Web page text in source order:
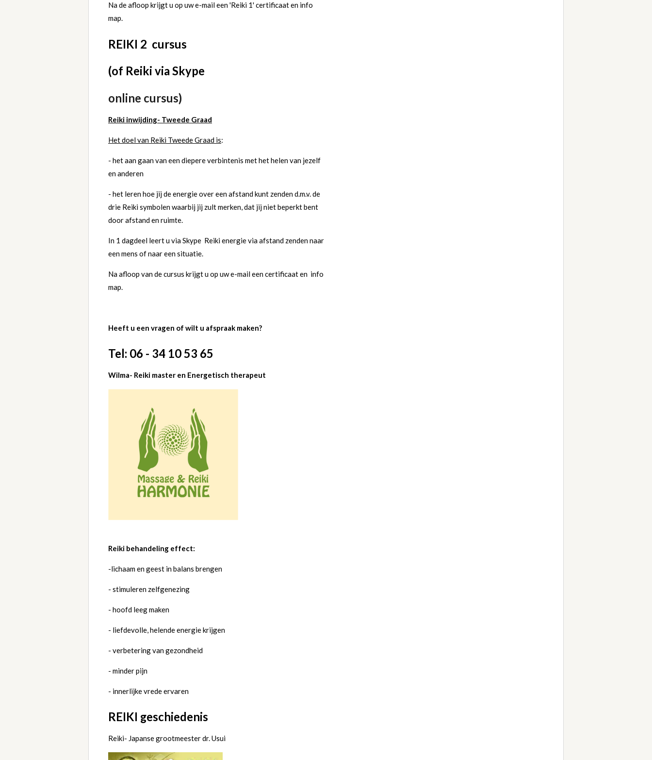
Na de afloop krijgt u op uw e-mail een 'Reiki 1' certificaat en info
map.
REIKI 2 cursus
(of Reiki via Skype
online cursus)
Reiki inwijding- Tweede Graad
Het doel van Reiki Tweede Graad is:
- het aan gaan van een diepere verbintenis met het helen van jezelf
en anderen
- het leren hoe jij de energie over een afstand kunt zenden d.m.v. de
drie Reiki symbolen waarbij jij zult merken, dat jij niet beperkt bent
door afstand en ruimte.
In 1 dagdeel leert u via Skype Reiki energie via afstand zenden naar
een mens of naar een situatie.
Na afloop van de cursus krijgt u op uw e-mail een certificaat en info
map.
Heeft u een vragen of wilt u afspraak maken?
Tel: 06 - 34 10 53 65
Wilma- Reiki master en Energetisch therapeut
Reiki behandeling effect:
-lichaam en geest in balans brengen
- stimuleren zelfgenezing
- hoofd leeg maken
- liefdevolle, helende energie krijgen
- verbetering van gezondheid
- minder pijn
- innerlijke vrede ervaren
REIKI geschiedenis
Reiki- Japanse grootmeester dr. Usui